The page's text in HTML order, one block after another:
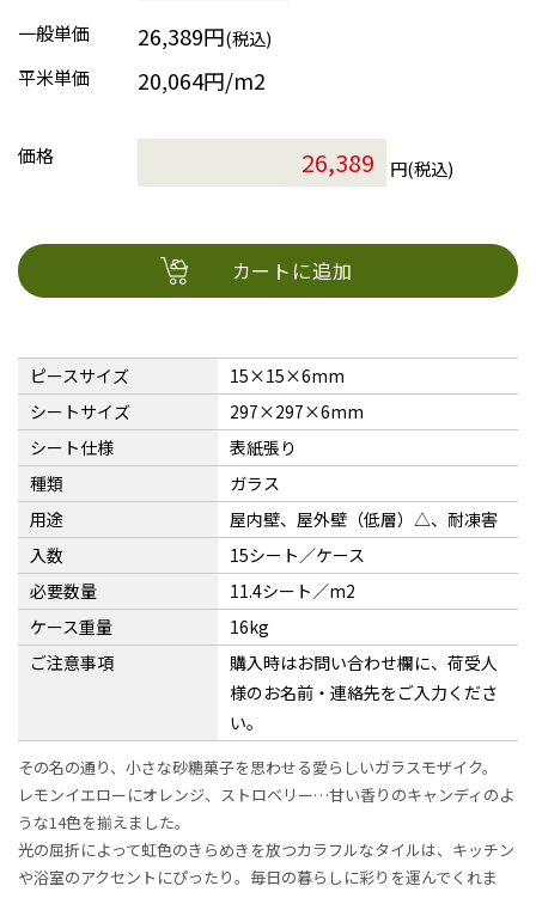
一般単価
26,389円(税込)
平米単価
20,064円/m2
価格
円(税込)
カートに追加
ピースサイズ
15×15×6mm
シートサイズ
297×297×6mm
シート仕様
表紙張り
種類
ガラス
用途
屋内壁、屋外壁（低層）△、耐凍害
入数
15シート／ケース
必要数量
11.4シート／m2
ケース重量
16kg
ご注意事項
購入時はお問い合わせ欄に、荷受人
様のお名前・連絡先をご入力くださ
い。
その名の通り、小さな砂糖菓子を思わせる愛らしいガラスモザイク。
レモンイエローにオレンジ、ストロベリー…甘い香りのキャンディのよ
うな14色を揃えました。
光の屈折によって虹色のきらめきを放つカラフルなタイルは、キッチン
や浴室のアクセントにぴったり。毎日の暮らしに彩りを運んでくれま